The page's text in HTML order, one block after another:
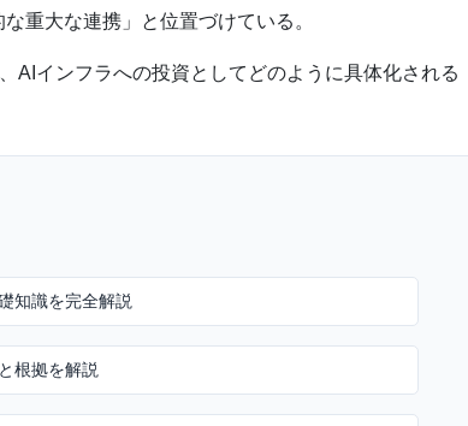
重大な連携」と位置づけている。
AIインフラへの投資としてどのように具体化される
知識を完全解説
根拠を解説